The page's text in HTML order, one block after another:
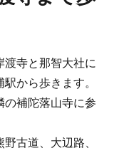
渡寺と那智大社に
から歩きます。
の補陀落山寺に参
古道、大辺路、